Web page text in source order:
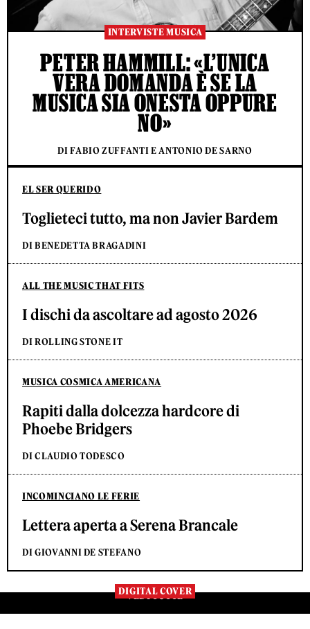
EL SER QUERIDO
Toglieteci tutto, ma non Javier Bardem
DI BENEDETTA BRAGADINI
ALL THE MUSIC THAT FITS
I dischi da ascoltare ad agosto 2026
DI ROLLING STONE IT
MUSICA COSMICA AMERICANA
Rapiti dalla dolcezza hardcore di
Phoebe Bridgers
DI CLAUDIO TODESCO
INCOMINCIANO LE FERIE
Lettera aperta a Serena Brancale
DI GIOVANNI DE STEFANO
INTERVISTE MUSICA
PETER HAMMILL: «L’UNICA
VERA DOMANDA È SE LA
MUSICA SIA ONESTA OPPURE
NO»
DI FABIO ZUFFANTI E ANTONIO DE SARNO
DIGITAL COVER
VEDI TUTTE